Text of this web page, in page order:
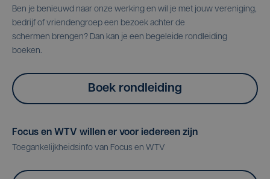
Ben je benieuwd naar onze werking en wil je met jouw vereniging,
bedrijf of vriendengroep een bezoek achter de
schermen brengen? Dan kan je een begeleide rondleiding
boeken.
Boek rondleiding
Focus en WTV willen er voor iedereen zijn
Toegankelijkheidsinfo van Focus en WTV